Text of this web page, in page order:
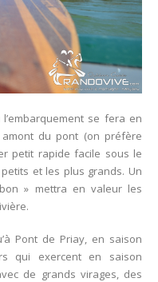
se fera en
du pont (on préfère
petit rapide facile sous le
et les plus grands. Un
» mettra en valeur les
Pont de Priay, en saison
qui exercent en saison
de grands virages, des